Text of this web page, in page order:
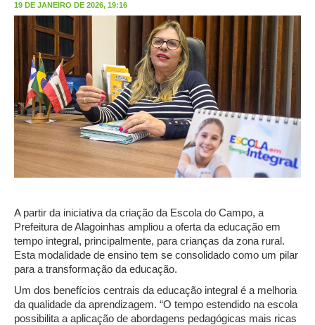
19 DE JANEIRO DE 2026, 19:16
A partir da iniciativa da criação da Escola do Campo, a
Prefeitura de Alagoinhas ampliou a oferta da educação em
tempo integral, principalmente, para crianças da zona rural.
Esta modalidade de ensino tem se consolidado como um pilar
para a transformação da educação.
Um dos benefícios centrais da educação integral é a melhoria
da qualidade da aprendizagem. “O tempo estendido na escola
possibilita a aplicação de abordagens pedagógicas mais ricas